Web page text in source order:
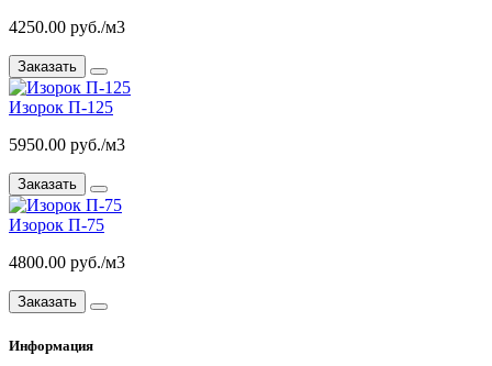
4250.00 руб./м3
Заказать
Изорок П-125
5950.00 руб./м3
Заказать
Изорок П-75
4800.00 руб./м3
Заказать
Информация